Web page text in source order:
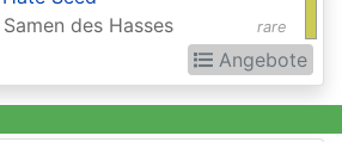
rare
des Hasses
Angebote